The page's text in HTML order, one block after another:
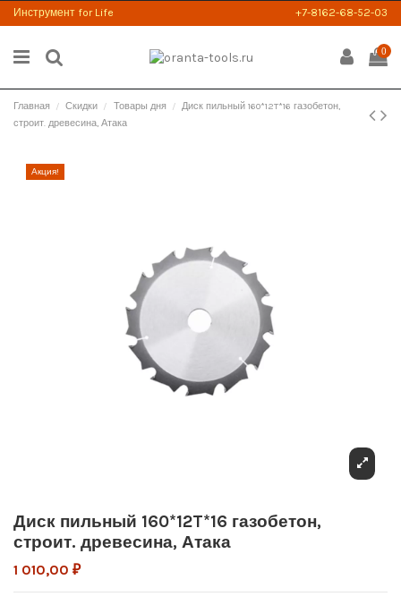
Инструмент for Life +7-8162-68-52-03
0
Главная Скидки Товары дня
Диск пильный 160*12T*16 газобетон,
строит. древесина, Атака
Акция!
Диск пильный 160*12T*16 газобетон,
строит. древесина, Атака
1 010,00 ₽